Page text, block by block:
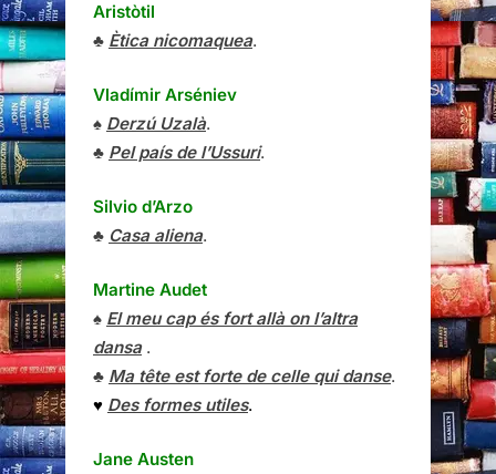
Aristòtil
♣ Ètica nicomaquea.
Vladímir Arséniev
♠ Derzú Uzalà.
♣ Pel país de l’Ussuri.
Silvio d’Arzo
♣ Casa aliena.
Martine Audet
♠ El meu cap és fort allà on l’altra
dansa.
♣ Ma tête est forte de celle qui danse.
♥ Des formes utiles.
Jane Austen